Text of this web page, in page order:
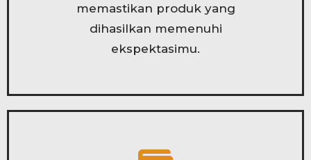
memastikan produk yang
dihasilkan memenuhi
ekspektasimu.